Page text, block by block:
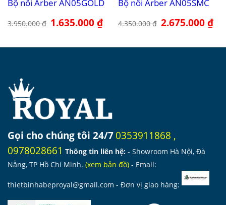
Bộ nồi Arber AN05GOLD
3.950.000₫ Giá
gốc
1.635.000₫Giá
hiện
1.635.000 ₫.
Bộ nồi Arber AN05SMC
4.350.000₫ Giá
gốc
2.675.000₫Giá
Gọi cho chúng tôi 24/70353911868 ,
0978028661 Thông tin liên hệ: - Showroom Hà Nội, Đà
Nẵng, TP Hồ Chí Minh. (xem bản đồ) - Email:
thietbinhabeproyal@gmail.com - Đơn vị giao hàng: